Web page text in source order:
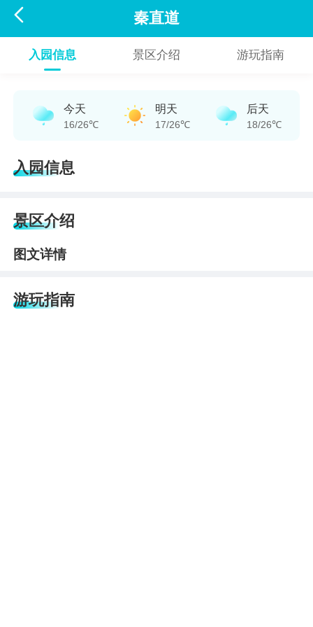
 秦直道
入园信息 景区介绍 游玩指南
今天
16/26℃
明天
17/26℃
后天
18/26℃
入园信息
景区介绍
图文详情
游玩指南